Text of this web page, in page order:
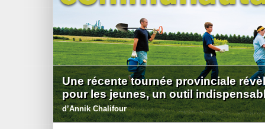
Une récente tournée provinciale
pour les jeunes, un outil
d’Annik Chalifour